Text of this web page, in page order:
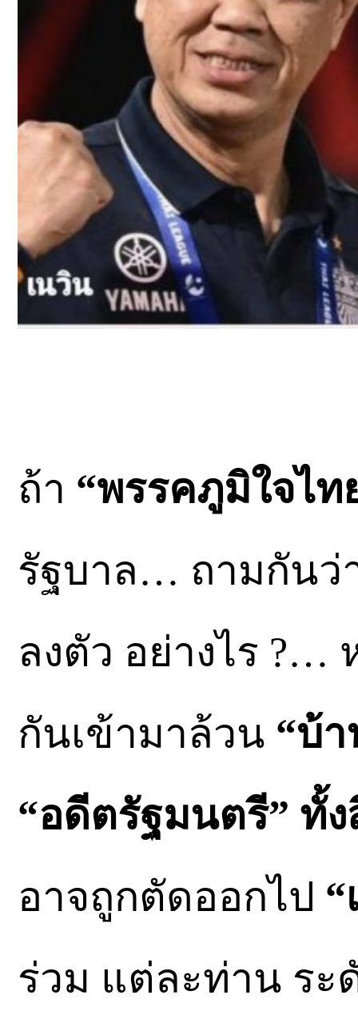
ถ้า “พรรคภูมิใจไท
รัฐบาล… ถามกันว่
ลงตัว อย่างไร ?…
กันเข้ามาล้วน “บ้
“อดีตรัฐมนตรี” ทั้
อาจถูกตัดออกไป
ร่วม แต่ละท่าน ระ